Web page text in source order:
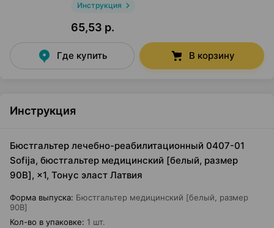
Инструкция
65,53 р.
Где купить В корзину
Инструкция
Бюстгальтер лечебно-реабилитационный 0407-01
Sofija, бюстгальтер медицинский [белый, размер
90B], ×1, Тонус эласт Латвия
Форма выпуска: Бюстгальтер медицинский [белый, размер
90B]
Кол-во в упаковке: 1 шт.